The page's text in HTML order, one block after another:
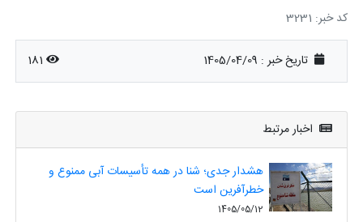
کد خبر: 3231
تاریخ خبر : 1405/04/09 181
اخبار مرتبط
هشدار جدی؛ شنا در همه تأسیسات آبی ممنوع و
خطرآفرین است
1405/05/12